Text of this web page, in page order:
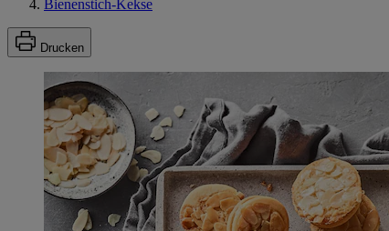
Bienenstich-Kekse
Drucken